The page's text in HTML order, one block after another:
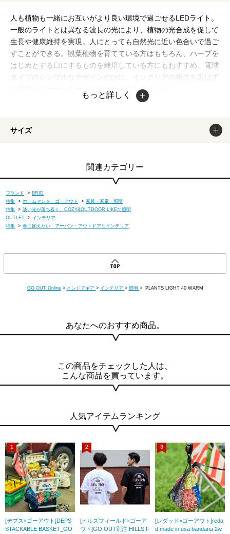
人も植物も一緒にお互いがより良い環境で過ごせるLEDライト。
一般のライトとは異なる波長の光により、植物の光合成を促して
生長や健康維持を実現。人にとっても自然光に近い色合いで過ご
すことができる。観葉植物を育てている方はもちろん、ハーブを
はじめとする口にするものを栽培している方にもおすすめ。電球
タイプのシンプルなデザインだけに、インテリアの相性を選ばず
に空間をコーディネートしてくれるのもポイント。
掲載商品は出来るだけ現物と同じになるよう撮影しております
ィスプレイの性質上、実際の色と異なって見える場合がございま
すので予めご了承ください。
もっと詳しく
サイズ
関連カテゴリー
ブランド > BRID
特集 > ホームセンターゴーアウト > 家具・家電・照明
特集 > 淡い光が落ち着く。COZY&OUTDOOR LIKEな照明
OUTLET > インテリア
特集 > 春に揃えたい アーバン・アウトドアなインテリア
GO OUT Online > インドアギア > インテリア > 照明 > PLANTS LIGHT 40 WARM
あなたへのおすすめ商品。
この商品をチェックした人は、
こんな商品を買っています。
人気アイテムランキング
[デプス×ゴーアウト]DEPS
STACKABLE BASKET_GO
[ヒルズフィールド×ゴーア
ウト]GO OUT別注 HILLS F
[レダッド×ゴーアウト]reda
d made in usa bandana 2w